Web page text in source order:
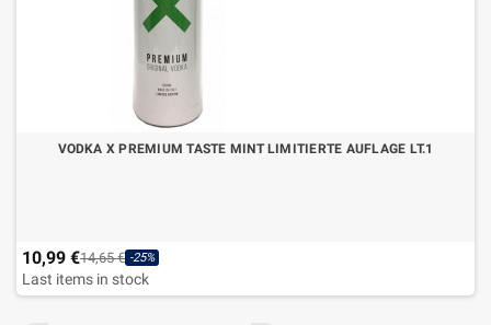
VODKA X PREMIUM TASTE MINT LIMITIERTE AUFLAGE LT.1
10,99 €14,65 € -25%
Last items in stock